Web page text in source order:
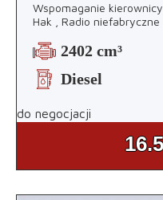
Wspomaganie
Hak , Radio niefabryczne
2402 cm³
Diesel
do negocjacji